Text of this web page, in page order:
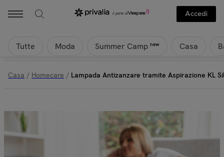
Accedi
Tutte Moda Summer Camp new Casa
Casa / Homecare / Lampada Antizanzare tramite Aspirazione KL